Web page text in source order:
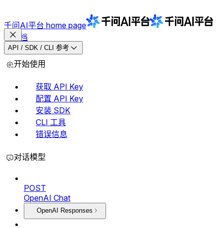
千问AI平台 home page
文档
API / SDK / CLI 参考
开始使用
获取 API Key
配置 API Key
安装 SDK
CLI 工具
错误信息
对话模型
POST
OpenAI Chat
OpenAI Responses